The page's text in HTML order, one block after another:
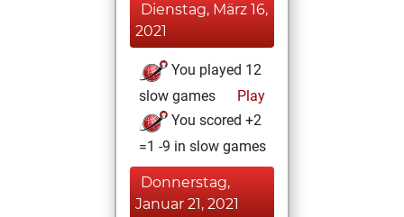
Dienstag, März 16,
2021
You played 12
slow games
Play
You scored +2
=1 -9 in slow games
Donnerstag,
Januar 21, 2021